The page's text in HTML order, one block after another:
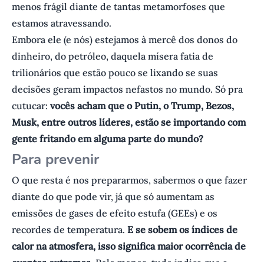
menos frágil diante de tantas metamorfoses que
estamos atravessando.
Embora ele (e nós) estejamos à mercê dos donos do
dinheiro, do petróleo, daquela mísera fatia de
trilionários que estão pouco se lixando se suas
decisões geram impactos nefastos no mundo. Só pra
cutucar: vocês acham que o Putin, o Trump, Bezos,
Musk, entre outros líderes, estão se importando com
gente fritando em alguma parte do mundo?
Para prevenir
O que resta é nos prepararmos, sabermos o que fazer
diante do que pode vir, já que só aumentam as
emissões de gases de efeito estufa (GEEs) e os
recordes de temperatura. E se sobem os índices de
calor na atmosfera, isso significa maior ocorrência de